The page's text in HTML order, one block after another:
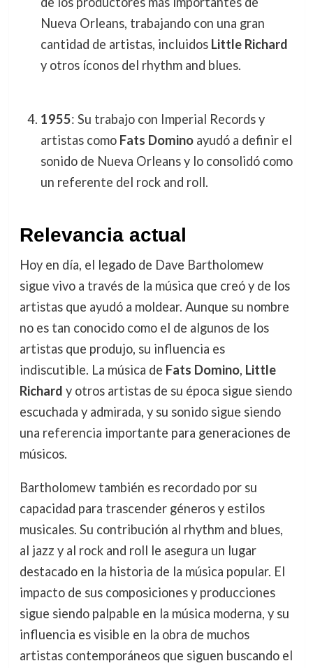
Nueva Orleans, trabajando con una gran
cantidad de artistas, incluidos Little Richard
y otros íconos del rhythm and blues.
1955: Su trabajo con Imperial Records y
artistas como Fats Dominoayudó a definir el
sonido de Nueva Orleans y lo consolidó como
un referente del rock and roll.
Relevancia actual
Hoy en día, el legado de Dave Bartholomew
sigue vivo a través de la música que creó y de los
artistas que ayudó a moldear. Aunque su nombre
no es tan conocido como el de algunos de los
artistas que produjo, su influencia es
indiscutible. La música de Fats Domino, Little
Richard y otros artistas de su época sigue siendo
escuchada y admirada, y su sonido sigue siendo
una referencia importante para generaciones de
músicos.
Bartholomew también es recordado por su
capacidad para trascender géneros y estilos
musicales. Su contribución al rhythm and blues,
al jazz y al rock and roll le asegura un lugar
destacado en la historia de la música popular. El
impacto de sus composiciones y producciones
sigue siendo palpable en la música moderna, y su
influencia es visible en la obra de muchos
artistas contemporáneos que siguen buscando el